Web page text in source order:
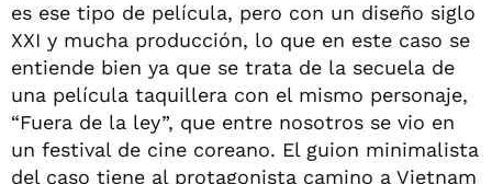
es ese tipo de película, pero con un diseño siglo
XXI y mucha producción, lo que en este caso se
entiende bien ya que se trata de la secuela de
una película taquillera con el mismo personaje,
“Fuera de la ley”, que entre nosotros se vio en
un festival de cine coreano. El guion minimalista
del caso tiene al protagonista camino a Vietnam